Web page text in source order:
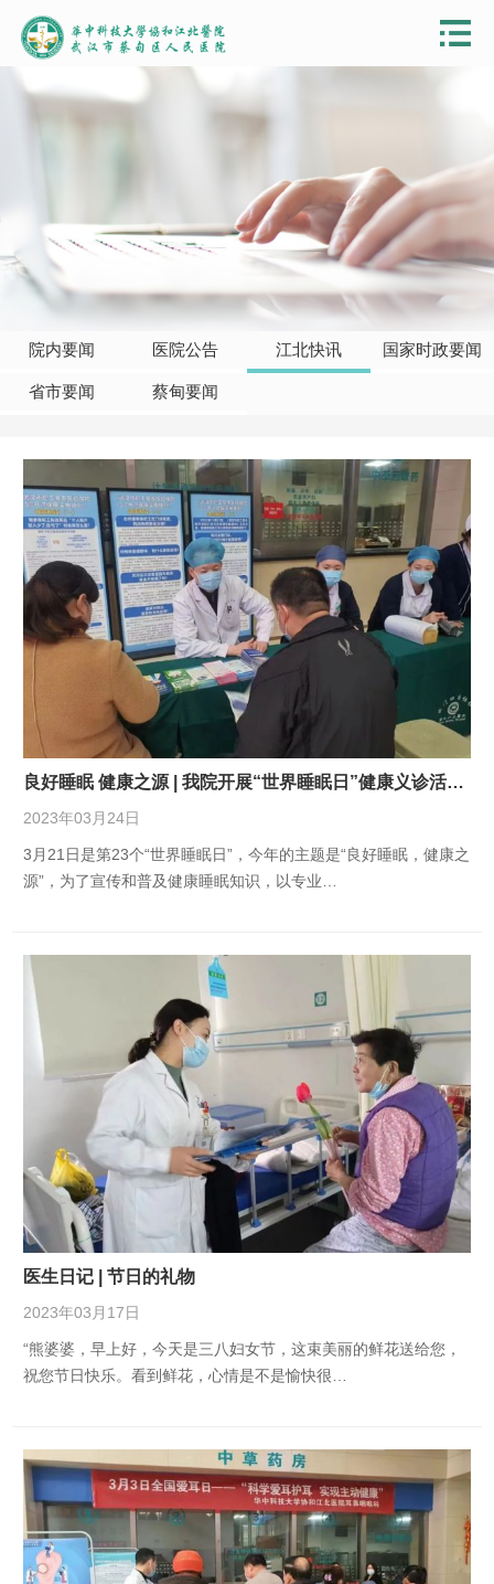
院内要闻 医院公告 江北快讯 国家时政要闻
省市要闻 蔡甸要闻
良好睡眠 健康之源 | 我院开展“世界睡眠日”健康义诊活…
2023年03月24日
3月21日是第23个“世界睡眠日”，今年的主题是“良好睡眠，健康之
源”，为了宣传和普及健康睡眠知识，以专业…
医生日记 | 节日的礼物
2023年03月17日
“熊婆婆，早上好，今天是三八妇女节，这束美丽的鲜花送给您，
祝您节日快乐。看到鲜花，心情是不是愉快很…